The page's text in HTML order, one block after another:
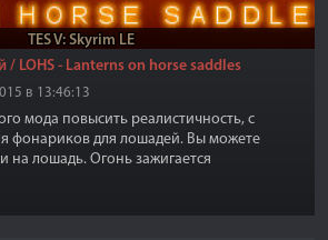
TES V: Skyrim LE
LOHS - Lanterns on horse saddles
в 13:46:13
мода повысить реалистичность, с
фонариков для лошадей. Вы можете
на лошадь. Огонь зажигается